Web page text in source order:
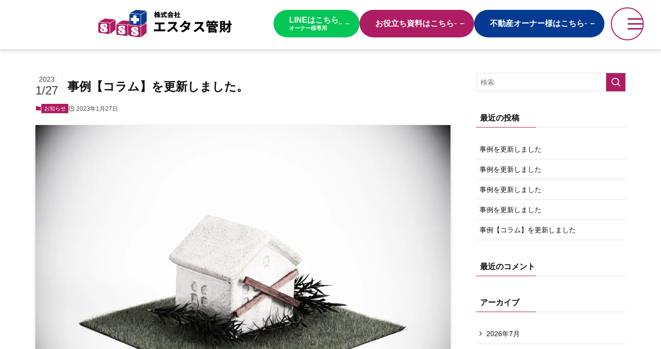
LINEはこちら
オーナー様専用
お役立ち資料はこちら 不動産オーナー様はこちら
事例【コラム】を更新しました。
2023
1/27
お知らせ 2023年1月27日
最近の投稿
事例を更新しました
事例を更新しました
事例を更新しました
事例を更新しました
事例【コラム】を更新しました
最近のコメント
アーカイブ
2026年7月